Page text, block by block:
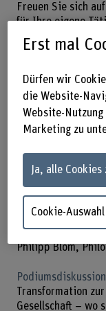
Freuen Sie sich
für Ihre eigene
Türoffnung um
Begrüssung
Grusswort
Christine Häsler,
Keynote
Philipp Blom,
Podiumsdiskussion
Transformation
Gesellschaft – wo
Erst mal
Dürfen wir
die Website-
Website-Nutzung
Marketing zu
Ja, alle Cookies
Cookie-